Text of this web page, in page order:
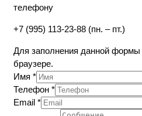
телефону
+7 (995) 113-23-88 (пн. – пт.)
Для заполнения данной
браузере.
Имя *
Телефон *
Email *